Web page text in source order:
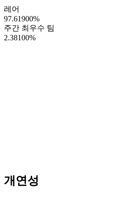
레어
97.61900%
주간 최우수 팀
2.38100%
개연성